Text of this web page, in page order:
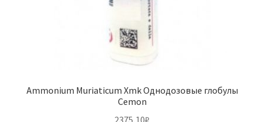
Ammonium Muriaticum Xmk Однодозовые глобулы
Cemon
2375,10₽